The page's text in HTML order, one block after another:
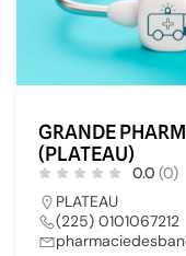
GRANDE
(PLATEAU)
0.0 (0)
PLATEAU
(225) 0101067212